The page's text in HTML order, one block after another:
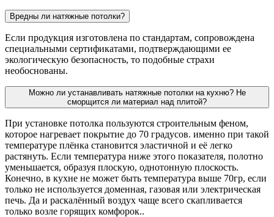
Вредны ли натяжные потолки?
Если продукция изготовлена по стандартам, сопровождена
специальными сертификатами, подтверждающими ее
экологическую безопасность, то подобные страхи
необоснованы.
Можно ли устанавливать натяжные потолки на кухню? Не
сморщится ли материал над плитой?
При установке потолка пользуются строительным феном,
которое нагревает покрытие до 70 градусов. именно при такой
температуре плёнка становится эластичной и её легко
растянуть. Если температура ниже этого показателя, полотно
уменьшается, образуя плоскую, однотонную плоскость.
Конечно, в кухне не может быть температура выше 70гр, если
только не используется доменная, газовая или электрическая
печь. Да и раскалённый воздух чаще всего скапливается
только возле горящих комфорок..